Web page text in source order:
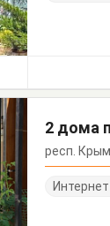
2 дома
респ.
Интернет